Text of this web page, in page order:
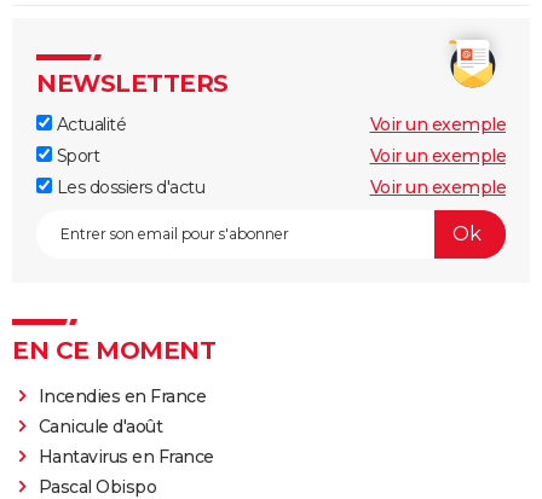
NEWSLETTERS
Actualité
Voir un exemple
Sport
Voir un exemple
Les dossiers d'actu
Voir un exemple
EN CE MOMENT
Incendies en France
Canicule d'août
Hantavirus en France
Pascal Obispo